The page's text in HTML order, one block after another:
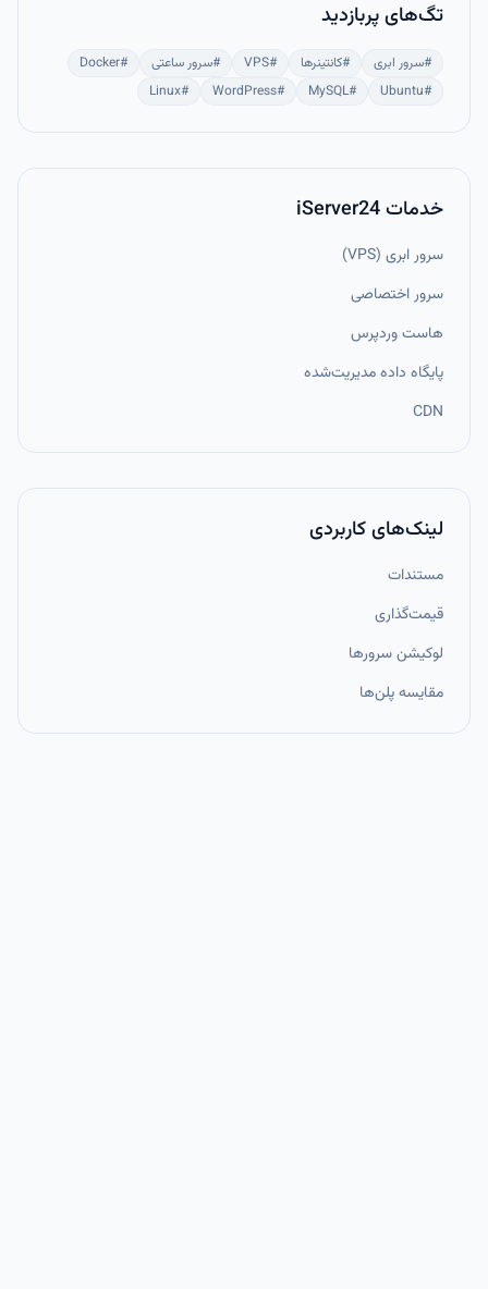
تگ‌های پربازدید
#سرور ابری #کانتینرها #
VPS
#سرور ساعتی #
Docker
#
Ubuntu
#
MySQL
#
WordPress
#
Linux
خدمات iServer24
سرور ابری (VPS)
سرور اختصاصی
هاست وردپرس
پایگاه داده مدیریت‌شده
CDN
لینک‌های کاربردی
مستندات
قیمت‌گذاری
لوکیشن سرورها
مقایسه پلن‌ها